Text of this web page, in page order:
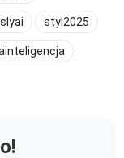
styl2025